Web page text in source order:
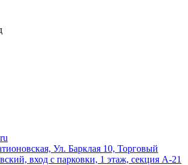
Ул. Барклая 10, Торговый
вход с парковки, 1 этаж, секция А-21